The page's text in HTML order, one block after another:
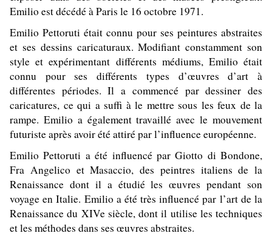
Emilio est décédé à Paris le 16 octobre 1971.
Emilio Pettoruti était connu pour ses peintures abstraites
et ses dessins caricaturaux. Modifiant constamment son
style et expérimentant différents médiums, Emilio était
connu pour ses différents types d’œuvres d’art à
différentes périodes. Il a commencé par dessiner des
caricatures, ce qui a suffi à le mettre sous les feux de la
rampe. Emilio a également travaillé avec le mouvement
futuriste après avoir été attiré par l’influence européenne.
Emilio Pettoruti a été influencé par Giotto di Bondone,
Fra Angelico et Masaccio, des peintres italiens de la
Renaissance dont il a étudié les œuvres pendant son
voyage en Italie. Emilio a été très influencé par l’art de la
Renaissance du XIVe siècle, dont il utilise les techniques
et les méthodes dans ses œuvres abstraites.